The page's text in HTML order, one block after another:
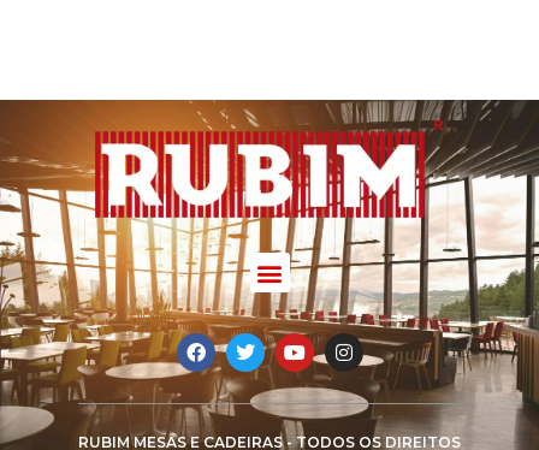
RUBIM MESAS E CADEIRAS - TODOS OS DIREITOS